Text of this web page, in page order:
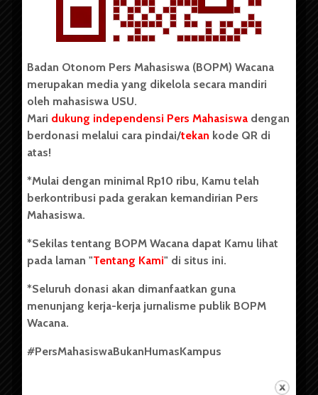
Copyright © 2023. All rights reserved BOPM WACANA.
Badan Otonom Pers Mahasiswa (BOPM) Wacana merupakan
pers mahasiswa yang berdiri di luar kampus dan dikelola
(USU). Sebelumnya BOPM Wacana merupakan salah satu
Unit Kegiatan Mahasiswa (UKM) di Universitas Sumatera
berdiri pada 1 Juli 1995.
Tentang Kami
Badan Otonom Pers Mahasiswa (BOPM) Wacana
merupakan media yang dikelola secara mandiri
oleh mahasiswa USU.
Mari dukung independensi Pers Mahasiswa dengan
berdonasi melalui cara pindai/tekan kode QR di
atas!
*Mulai dengan minimal Rp10 ribu, Kamu telah
berkontribusi pada gerakan kemandirian Pers
Mahasiswa.
*Sekilas tentang BOPM Wacana dapat Kamu lihat
pada laman "Tentang Kami" di situs ini.
*Seluruh donasi akan dimanfaatkan guna
menunjang kerja-kerja jurnalisme publik BOPM
Wacana.
#PersMahasiswaBukanHumasKampus